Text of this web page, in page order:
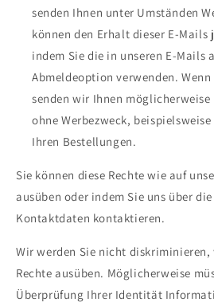
senden Ihnen unter Umständen
können den Erhalt dieser E-Mails
indem Sie die in unseren E-Mails
Abmeldeoption verwenden.
senden wir Ihnen
ohne Werbezweck,
Ihren Bestellungen.
Sie können diese Rechte wie auf
ausüben oder indem Sie uns über
Kontaktdaten kontaktieren.
Wir werden Sie nicht diskriminieren,
Rechte ausüben. Möglicherweise
Überprüfung Ihrer Identität